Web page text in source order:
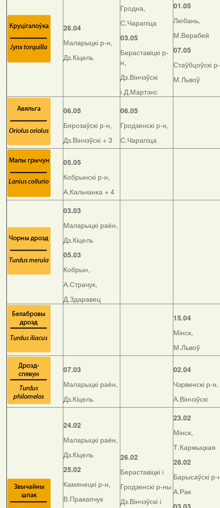
26.04
Маларыцкі р-н,
Дз.Кіцель
Гродна,
С.Чарапіца
03.05
Бераставіцкі р-
н,
Дз.Вінчэўскі
і Д.Мартэнс
01.05
Любань,
М.Верабей
07.05
Стаўбцоўскі
М.Львоў
06.05
Бярозаўскі р-н,
Дз.Вінчэўскі + 3
06.05
Гродзенскі р-н,
С.Чарапіца
05.05
Кобрынскі р-н,
А.Кальчанка + 4
03.03
Маларыцкі раён,
Дз.Кіцель
05.03
Кобрын,
А.Страчук,
Д.Здаравец
15.04
Мінск,
М.Львоў
07.03
Маларыцкі раён,
Дз.Кіцель
02.04
Чэрвенскі р-н,
А.Вінчэўскі
24.02
Маларыцкі раён,
Дз.Кіцель
25.02
Камянецкі р-н,
В.Пракапчук
26.02
Бераставіцкі і
Гродзенскі р-ны
Дз.Вінчэўскі і
23.02
Мінск,
Т.Каржыцкая
28.02
Барысаўскі р-
А.Рак
03.03